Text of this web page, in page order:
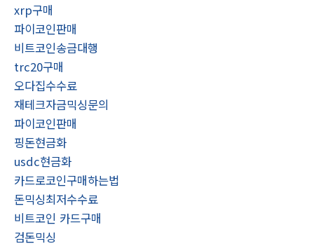
xrp구매
파이코인판매
비트코인송금대행
trc20구매
오다집수수료
재테크자금믹싱문의
파이코인판매
핑돈현금화
usdc현금화
카드로코인구매하는법
돈믹싱최저수수료
비트코인 카드구매
검돈믹싱